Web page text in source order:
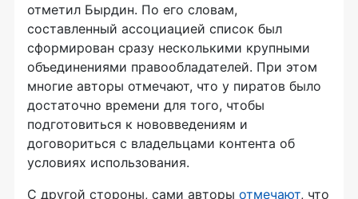
отметил Бырдин. По его словам,
составленный ассоциацией список был
сформирован сразу несколькими крупными
объединениями правообладателей. При этом
многие авторы отмечают, что у пиратов было
достаточно времени для того, чтобы
подготовиться к нововведениям и
договориться с владельцами контента об
условиях использования.
С другой стороны, сами авторы отмечают, что